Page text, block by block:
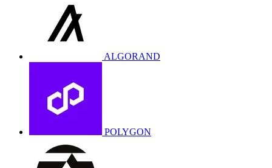
ALGORAND
POLYGON